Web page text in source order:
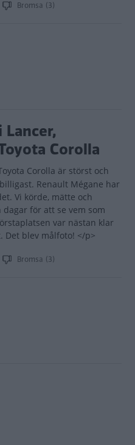
Bromsa (3)
Corolla
Corolla är störst och
Renault Mégane har
Vi körde, mätte och
för att se vem som
var nästan klar
Det blev målfoto! </p>
Bromsa (3)